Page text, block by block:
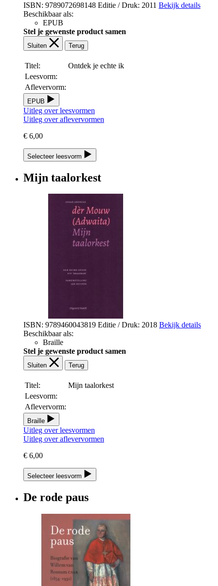
ISBN: 9789072698148 Editie / Druk: 2011 Bekijk details
Beschikbaar als:
EPUB
Stel je gewenste product samen
Sluiten Terug
Titel:
Ontdek je echte ik
Leesvorm:
Aflevervorm:
EPUB
Uitleg over leesvormen
Uitleg over aflevervormen
€ 6,00
Selecteer leesvorm
Mijn taalorkest
ISBN: 9789460043819 Editie / Druk: 2018 Bekijk details
Beschikbaar als:
Braille
Stel je gewenste product samen
Sluiten Terug
Titel:
Mijn taalorkest
Leesvorm:
Aflevervorm:
Braille
Uitleg over leesvormen
Uitleg over aflevervormen
€ 6,00
Selecteer leesvorm
De rode paus